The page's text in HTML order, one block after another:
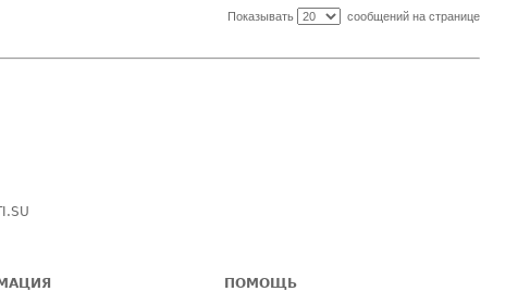
Показывать
сообщений на странице
ПОМОЩЬ